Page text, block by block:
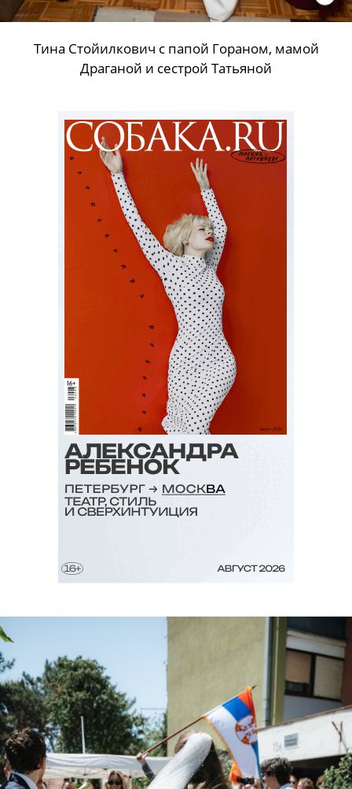
Тина Стойилкович с папой Гораном, мамой
Драганой и сестрой Татьяной